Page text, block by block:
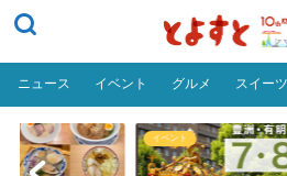
ニュース イベント グルメ スイーツ
イベント